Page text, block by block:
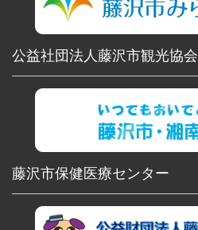
公益社団法人藤沢市観光協会
藤沢市保健医療センター